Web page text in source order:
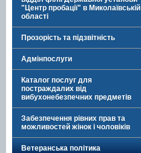
"Центр пробації" в Миколаївській
області
Прозорість та підзвітність
Адмінпослуги
Каталог послуг для
постраждалих від
вибухонебезпечних предметів
Забезпечення рівних прав та
можливостей жінок і чоловіків
Ветеранська політика